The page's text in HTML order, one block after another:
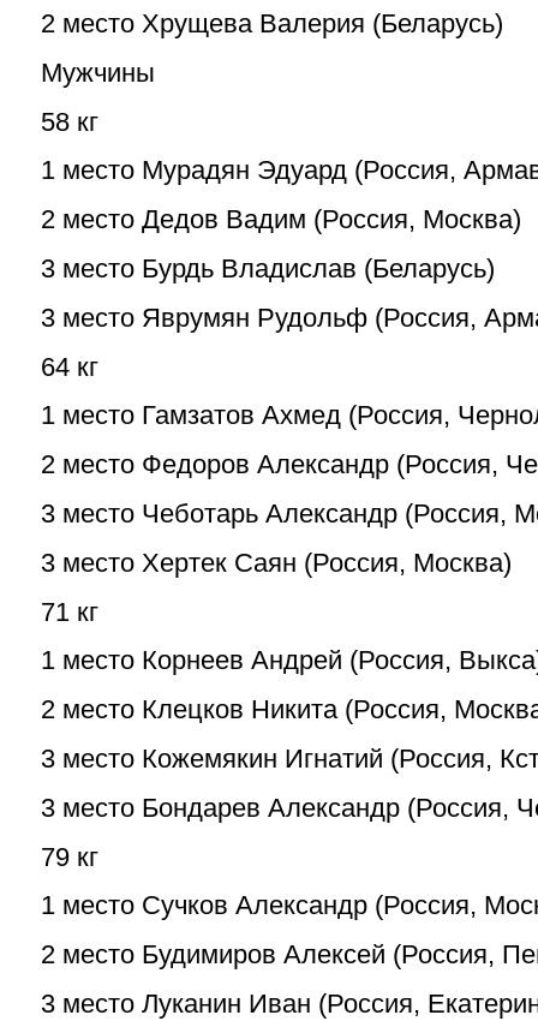
2 место Хрущева Валерия (Беларусь)
Мужчины
58 кг
1 место Мурадян Эдуард (Россия,
2 место Дедов Вадим (Россия, Москва)
3 место Бурдь Владислав (Беларусь)
3 место Яврумян Рудольф (Россия,
64 кг
1 место Гамзатов Ахмед (Россия,
2 место Федоров Александр (Россия,
3 место Чеботарь Александр (Россия,
3 место Хертек Саян (Россия, Москва)
71 кг
1 место Корнеев Андрей (Россия,
2 место Клецков Никита (Россия,
3 место Кожемякин Игнатий (Россия,
3 место Бондарев Александр (Россия,
79 кг
1 место Сучков Александр (Россия,
2 место Будимиров Алексей (Россия,
3 место Луканин Иван (Россия,